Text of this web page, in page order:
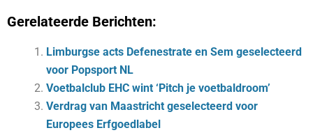
Gerelateerde Berichten:
Limburgse acts Defenestrate en Sem geselecteerd
voor Popsport NL
Voetbalclub EHC wint ‘Pitch je voetbaldroom’
Verdrag van Maastricht geselecteerd voor
Europees Erfgoedlabel